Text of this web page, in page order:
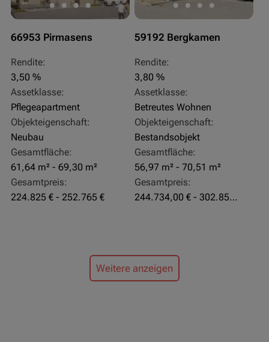
66953 Pirmasens
Rendite:
3,50 %
Assetklasse:
Pflegeapartment
Objekteigenschaft:
Neubau
Gesamtfläche:
61,64 m² - 69,30 m²
Gesamtpreis:
224.825 € - 252.765 €
59192 Bergkamen
Rendite:
3,80 %
Assetklasse:
Betreutes Wohnen
Objekteigenschaft:
Bestandsobjekt
Gesamtfläche:
56,97 m² - 70,51 m²
Gesamtpreis:
244.734,00 € - 302.855,00 €
Weitere anzeigen